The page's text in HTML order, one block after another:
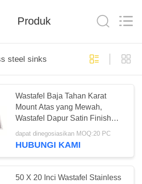
Produk
steel sinks
Wastafel Baja Tahan Karat
Mount Atas yang Mewah,
Wastafel Dapur Satin Finish
High End
dapat dinegosiasikan MOQ:20 PC
HUBUNGI KAMI
50 X 20 Inci Wastafel Stainless